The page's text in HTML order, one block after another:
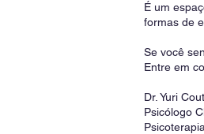
É um
formas de
Se você
Entre em
Dr. Yuri
Psicólogo